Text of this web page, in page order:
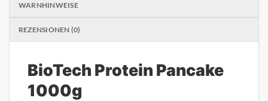
WARNHINWEISE
REZENSIONEN (0)
BioTech Protein Pancake
1000g